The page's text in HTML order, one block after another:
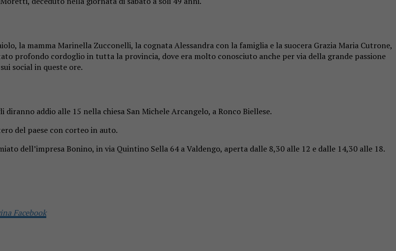
la mamma Marinella Zucconelli, la cognata Alessandra con la famiglia e la suocera Grazia Maria Cutrone,
profondo cordoglio in tutta la provincia, dove era molto conosciuto anche per via della grande passione
social in queste ore.
addio alle 15 nella chiesa San Michele Arcangelo, a Ronco Biellese.
del paese con corteo in auto.
dell’impresa Bonino, in via Quintino Sella 64 a Valdengo, aperta dalle 8,30 alle 12 e dalle 14,30 alle 18.
Facebook